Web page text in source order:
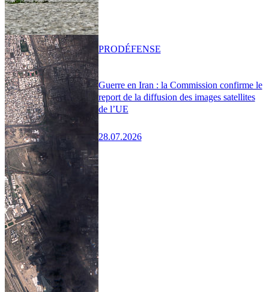
Guerre en Iran : la Commission confirme le
report de la diffusion des images satellites
de l’UE
28.07.2026
PRODÉFENSE